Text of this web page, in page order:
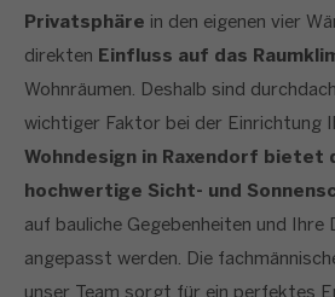
Privatsphäre in den eigenen vier
direkten Einfluss auf das
Wohnräumen. Deshalb sind
wichtiger Faktor bei der Einrichtung
Wohndesign in Raxendorf bietet
hochwertige Sicht- und
auf bauliche Gegebenheiten und Ihre
angepasst werden. Die
unser Team sorgt für ein perfektes